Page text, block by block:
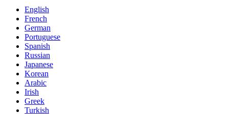
English
French
German
Portuguese
Spanish
Russian
Japanese
Korean
Arabic
Irish
Greek
Turkish